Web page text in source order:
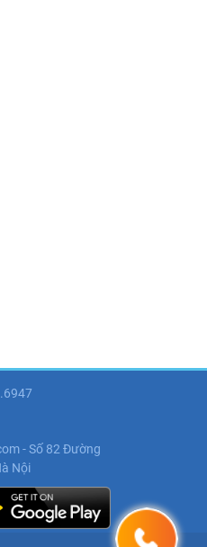
- Số 82 Đường
Nội